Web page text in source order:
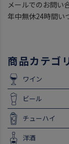
メールでのお問い
年中無休24時間い
商品カテゴ
ワイン
ビール
チューハイ
洋酒